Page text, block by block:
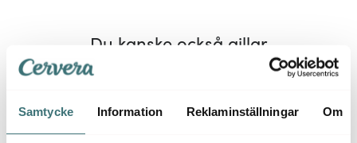
Samtycke Information Reklaminställningar Om
Du kanske också gillar